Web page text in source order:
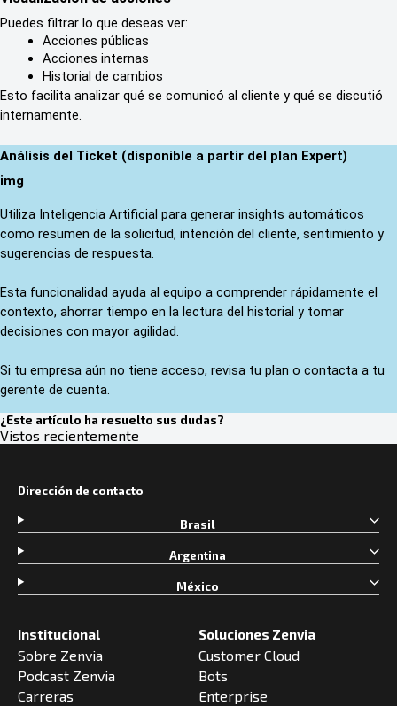
Puedes filtrar lo que deseas ver:
Acciones públicas
Acciones internas
Historial de cambios
Esto facilita analizar qué se comunicó al cliente y qué se discutió
internamente.
Análisis del Ticket (disponible a partir del plan Expert)
img
Utiliza Inteligencia Artificial para generar insights automáticos
como resumen de la solicitud, intención del cliente, sentimiento y
sugerencias de respuesta.
Esta funcionalidad ayuda al equipo a comprender rápidamente el
contexto, ahorrar tiempo en la lectura del historial y tomar
decisiones con mayor agilidad.
Si tu empresa aún no tiene acceso, revisa tu plan o contacta a tu
gerente de cuenta.
¿Este artículo ha resuelto sus dudas?
Vistos recientemente
Institucional
Sobre Zenvia
Podcast Zenvia
Carreras
Soluciones Zenvia
Customer Cloud
Bots
Enterprise
Dirección de contacto
Brasil
Argentina
México